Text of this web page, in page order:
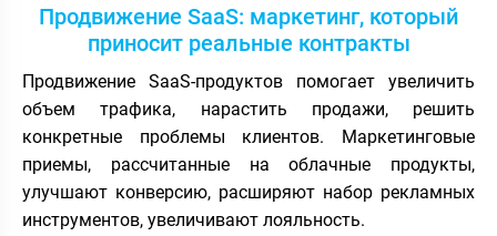
Продвижение SaaS: маркетинг, который
приносит реальные контракты
Продвижение SaaS-продуктов помогает увеличить
объем трафика, нарастить продажи, решить
конкретные проблемы клиентов. Маркетинговые
приемы, рассчитанные на облачные продукты,
улучшают конверсию, расширяют набор рекламных
инструментов, увеличивают лояльность.